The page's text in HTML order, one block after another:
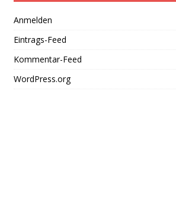
Anmelden
Eintrags-Feed
Kommentar-Feed
WordPress.org